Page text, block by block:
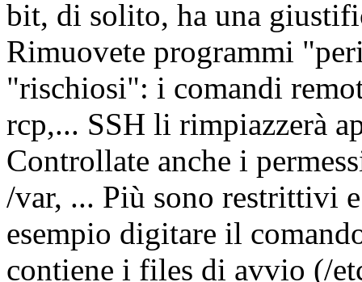
bit, di solito, ha una
Rimuovete programmi
"rischiosi": i comandi
rcp,... SSH li rimpiazzerà
Controllate anche i
/var, ... Più sono restrittivi
esempio digitare il
contiene i files di avvio (/